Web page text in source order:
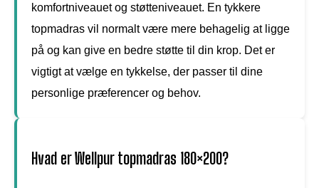
komfortniveauet og støtteniveauet. En tykkere
topmadras vil normalt være mere behagelig at ligge
på og kan give en bedre støtte til din krop. Det er
vigtigt at vælge en tykkelse, der passer til dine
personlige præferencer og behov.
Hvad er Wellpur topmadras 180×200?